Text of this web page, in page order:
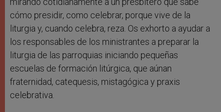
cómo presidir, como celebrar, porque vive de la
liturgia y, cuando celebra, reza. Os exhorto a ayudar a
los responsables de los ministrantes a preparar la
liturgia de las parroquias iniciando pequeñas
escuelas de formación litúrgica, que aúnan
fraternidad, catequesis, mistagógica y praxis
celebrativa.